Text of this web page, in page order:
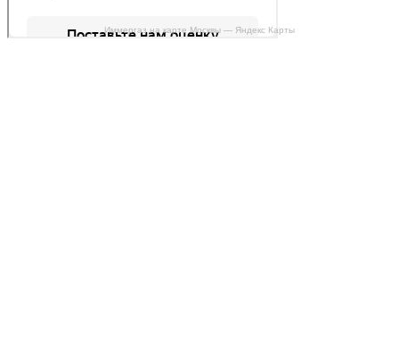
Иммергаз на карте Москвы — Яндекс Карты